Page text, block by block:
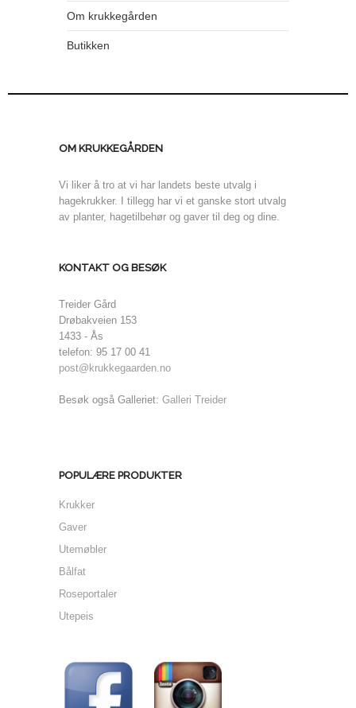
Om krukkegården
Butikken
OM KRUKKEGÅRDEN
Vi liker å tro at vi har landets beste utvalg i
hagekrukker. I tillegg har vi et ganske stort utvalg
av planter, hagetilbehør og gaver til deg og dine.
KONTAKT OG BESØK
Treider Gård
Drøbakveien 153
1433 - Ås
telefon: 95 17 00 41
post@krukkegaarden.no
Besøk også Galleriet: Galleri Treider
POPULÆRE PRODUKTER
Krukker
Gaver
Utemøbler
Bålfat
Roseportaler
Utepeis